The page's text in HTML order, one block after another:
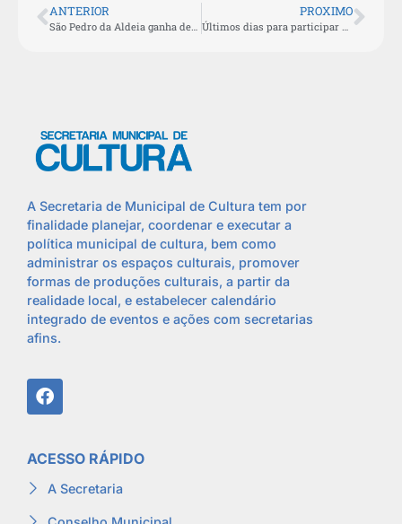
ANTERIOR PROXIMO
A Secretaria de Municipal de Cultura tem por
finalidade planejar, coordenar e executar a
política municipal de cultura, bem como
administrar os espaços culturais, promover
formas de produções culturais, a partir da
realidade local, e estabelecer calendário
integrado de eventos e ações com secretarias
afins.
ACESSO RÁPIDO
A Secretaria